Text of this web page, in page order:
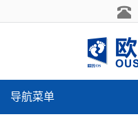
导航菜单